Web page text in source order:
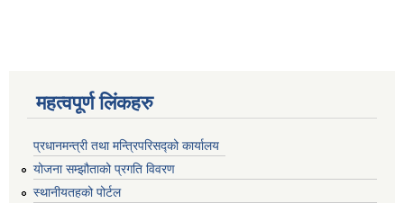
महत्वपूर्ण लिंकहरु
प्रधानमन्त्री तथा मन्त्रिपरिसद्को कार्यालय
योजना सम्झौताको प्रगति विवरण
स्थानीयतहको पोर्टल